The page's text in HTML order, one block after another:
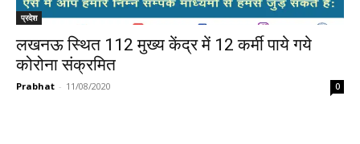
प्रदेश
लखनऊ स्थित 112 मुख्य केंद्र में 12 कर्मी पाये गये
कोरोना संक्रमित
Prabhat - 11/08/2020 0